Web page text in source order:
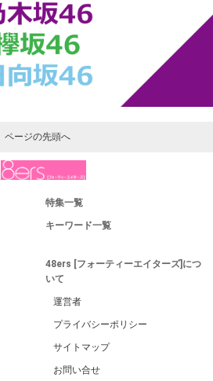
ページの先頭へ
特集一覧
キーワード一覧
48ers [フォーティーエイターズ]につ
いて
運営者
プライバシーポリシー
サイトマップ
お問い合せ